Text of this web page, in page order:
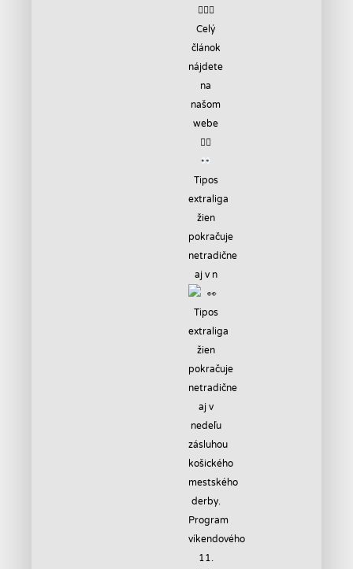
Tipos
extraliga
žien
pokračuje
netradične
aj v n